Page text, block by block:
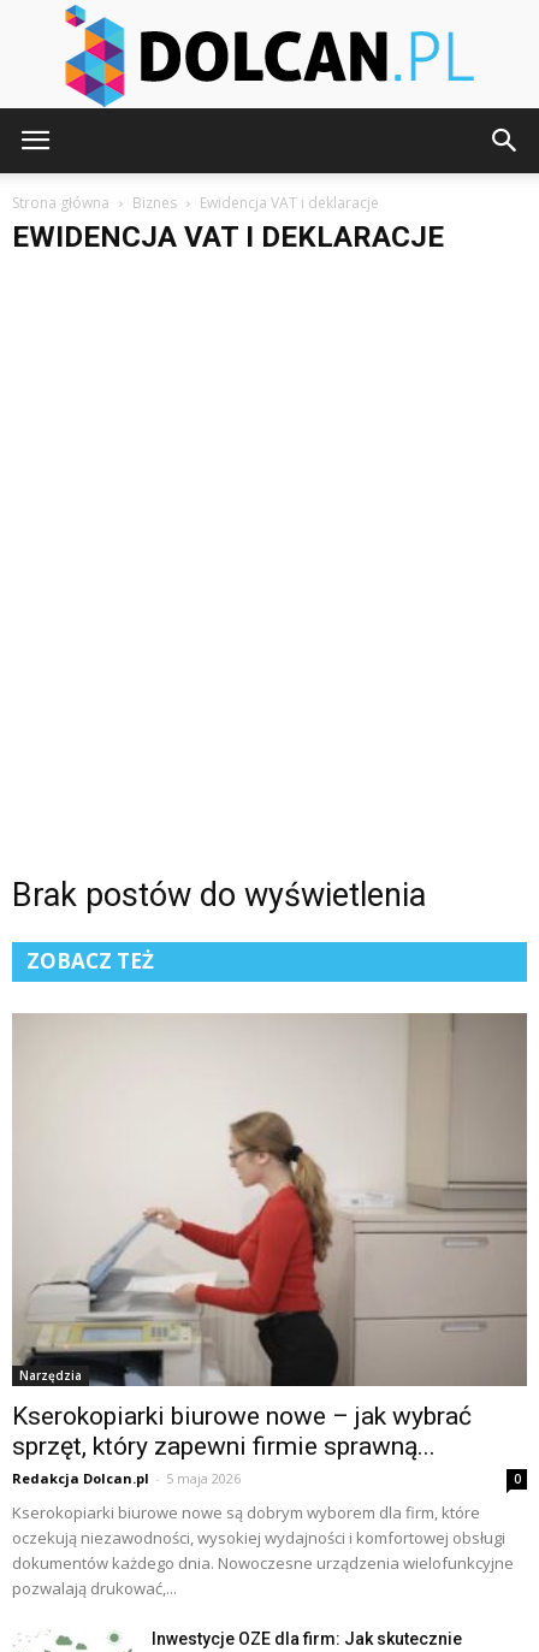
Strona główna Biznes Ewidencja VAT i deklaracje
EWIDENCJA VAT I DEKLARACJE
Brak postów do wyświetlenia
ZOBACZ TEŻ
Narzędzia
Kserokopiarki biurowe nowe – jak wybrać
sprzęt, który zapewni firmie sprawną...
Redakcja Dolcan.pl - 5 maja 2026 0
Kserokopiarki biurowe nowe są dobrym wyborem dla firm, które
oczekują niezawodności, wysokiej wydajności i komfortowej obsługi
dokumentów każdego dnia. Nowoczesne urządzenia wielofunkcyjne
pozwalają drukować,...
Inwestycje OZE dla firm: Jak skutecznie